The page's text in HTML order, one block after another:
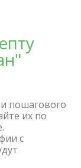
пошагового
их по
с